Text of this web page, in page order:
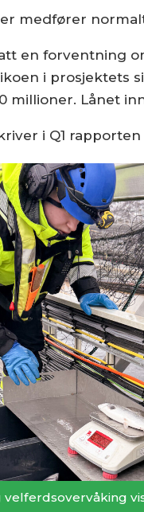
medfører
en forventning
i prosjektets
millioner. Lånet
i Q1
velferdsovervåking